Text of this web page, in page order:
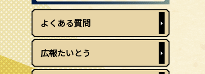
よくある質問
広報たいとう